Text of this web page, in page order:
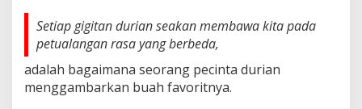
Setiap gigitan durian seakan membawa kita pada
petualangan rasa yang berbeda,
adalah bagaimana seorang pecinta durian
menggambarkan buah favoritnya.